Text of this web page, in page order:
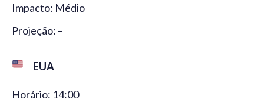
Impacto: Médio
Projeção: –
EUA
Horário: 14:00